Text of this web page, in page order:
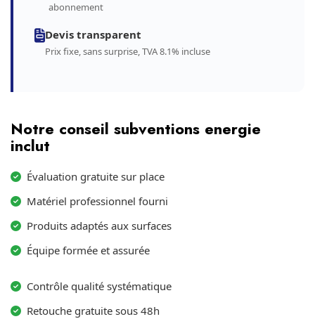
abonnement
Devis transparent
Prix fixe, sans surprise, TVA 8.1% incluse
Notre conseil subventions energie
inclut
Évaluation gratuite sur place
Matériel professionnel fourni
Produits adaptés aux surfaces
Équipe formée et assurée
Contrôle qualité systématique
Retouche gratuite sous 48h